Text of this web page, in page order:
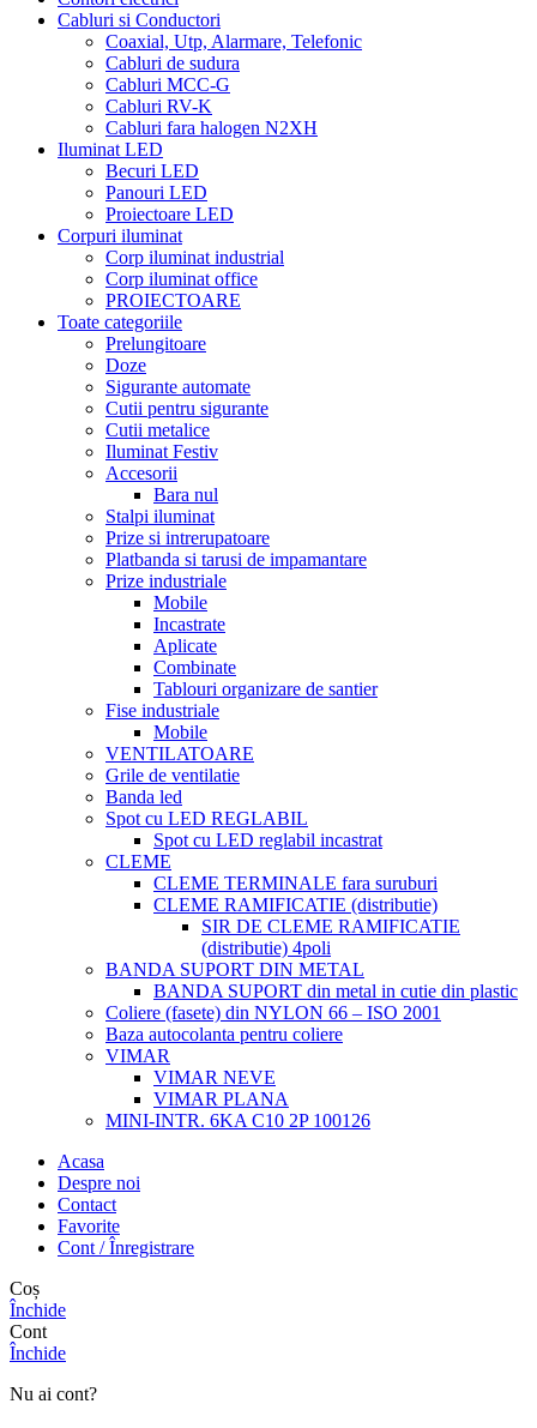
Cabluri si Conductori
Coaxial, Utp, Alarmare, Telefonic
Cabluri de sudura
Cabluri MCC-G
Cabluri RV-K
Cabluri fara halogen N2XH
Iluminat LED
Becuri LED
Panouri LED
Proiectoare LED
Corpuri iluminat
Corp iluminat industrial
Corp iluminat office
PROIECTOARE
Toate categoriile
Prelungitoare
Doze
Sigurante automate
Cutii pentru sigurante
Cutii metalice
Iluminat Festiv
Accesorii
Bara nul
Stalpi iluminat
Prize si intrerupatoare
Platbanda si tarusi de impamantare
Prize industriale
Mobile
Incastrate
Aplicate
Combinate
Tablouri organizare de santier
Fise industriale
Mobile
VENTILATOARE
Grile de ventilatie
Banda led
Spot cu LED REGLABIL
Spot cu LED reglabil incastrat
CLEME
CLEME TERMINALE fara suruburi
CLEME RAMIFICATIE (distributie)
SIR DE CLEME RAMIFICATIE
(distributie) 4poli
BANDA SUPORT DIN METAL
BANDA SUPORT din metal in cutie din plastic
Coliere (fasete) din NYLON 66 – ISO 2001
Baza autocolanta pentru coliere
VIMAR
VIMAR NEVE
VIMAR PLANA
MINI-INTR. 6KA C10 2P 100126
Acasa
Despre noi
Contact
Favorite
Cont / Înregistrare
Coș
Închide
Cont
Închide
Nu ai cont?